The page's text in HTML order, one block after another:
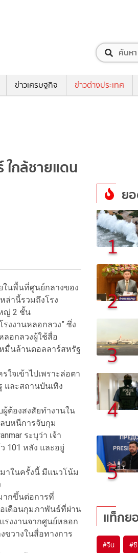
ข่าวเศรษฐกิจ ข่าวต่างประเทศ
ใกล้ชายแดน
ในพื้นที่ศูนย์กลางของ
ล่านี้รวมถึงโรง
ญ่ 2 ชั้น
งงานหลอกลวง” ซึ่ง
ลอกลวงผู้ใช้สื่อ
มื่นล้านดอลลาร์สหรัฐ
จเข้าไปเพราะล่อตา
และสถานบันเทิง
ผู้ต้องสงสัยทำงานใน
บหนีการจับกุม
ระบุว่า เจ้า
101 หลัง และอยู่
าในครั้งนี้ มีแนวโน้ม
ากขึ้นต่อการที่
เดือนกุมภาพันธ์ที่ผ่าน
รงงานจากศูนย์หลอก
ขวางในสื่อทางการ
ย
1
2
3
4
5
แท็กย
#จีน #